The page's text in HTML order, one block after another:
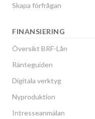
Skapa förfrågan
FINANSIERING
Översikt BRF-Lån
Ränteguiden
Digitala verktyg
Nyproduktion
Intresseanmälan